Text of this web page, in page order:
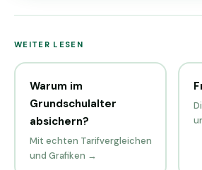
WEITER LESEN
Warum im
Grundschulalter
absichern?
Mit echten Tarifvergleichen
und Grafiken →